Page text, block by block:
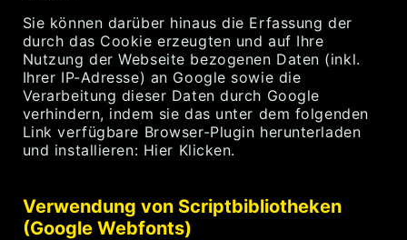
Sie können darüber hinaus die Erfassung der
durch das Cookie erzeugten und auf Ihre
Nutzung der Webseite bezogenen Daten (inkl.
Ihrer IP-Adresse) an Google sowie die
Verarbeitung dieser Daten durch Google
verhindern, indem sie das unter dem folgenden
Link verfügbare Browser-Plugin herunterladen
und installieren: Hier Klicken.
Verwendung von Scriptbibliotheken
(Google Webfonts)